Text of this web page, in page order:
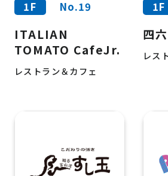
1F No.19
ITALIAN
TOMATO CafeJr.
レストラン＆カフェ
1F
四
レス